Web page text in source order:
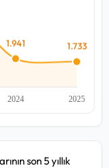
son 5 yıllık